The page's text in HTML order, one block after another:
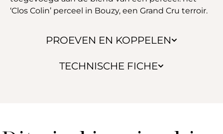
PROEVEN EN KOPPELEN
TECHNISCHE FICHE
‘Clos Colin’ perceel in Bouzy, een Grand Cru terroir.